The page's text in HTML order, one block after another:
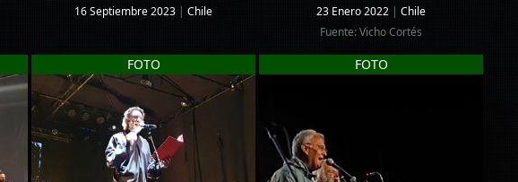
16 Septiembre 2023 | Chile 23 Enero 2022 | Chile
Fuente: Vicho Cortés
FOTO FOTO